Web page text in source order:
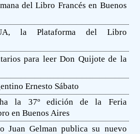
del Libro Francés en Buenos
la Plataforma del Libro
para leer Don Quijote de la
Ernesto Sábato
la 37º edición de la Feria
en Buenos Aires
Juan Gelman publica su nuevo